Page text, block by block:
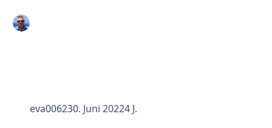
eva006230. Juni 20224 J.